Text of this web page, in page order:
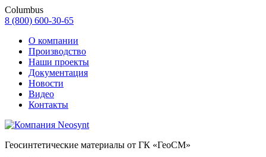
Columbus
8 (800) 600-30-65
О компании
Производство
Наши проекты
Документация
Новости
Видео
Контакты
Геосинтетические материалы от ГК «ГеоСМ»